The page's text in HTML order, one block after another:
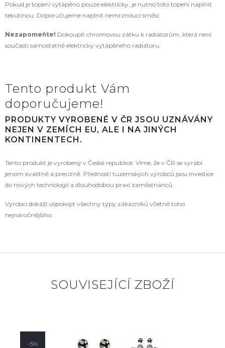
Pokud je topení vytápěno pouze elektricky, je nutno toto topení naplnit
tekutinou. Doporučujeme naplnit nemrznoucí směsí.
Nezapomeňte! Dokoupit chromovou zátku k radiátorům, která není
součástí samostatně elektricky vytápěného radiátoru.
Tento produkt Vám
doporučujeme!
PRODUKTY VYROBENÉ V ČR JSOU UZNÁVÁNY
NEJEN V ZEMÍCH EU, ALE I NA JINÝCH
KONTINENTECH.
Tento produkt je vyrobený v České republice. Víme, že v ČR se vyrábí
jenom kvalitně a precizně. Předností tuzemských výrobců jsou investice
do nových technologií a dlouhodobou praxí zaměstnanců.
Výrobci dokáží uspokojit všechny typy zákazníků včetně toho
nejnáročnějšího.
SOUVISEJÍCÍ ZBOŽÍ
-5%